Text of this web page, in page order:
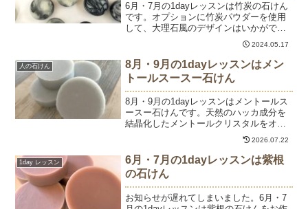
6月・7月の1dayレッスンは竹炭の石けん
です。オプションに竹炭パウダーを使用
して、大理石風のデザインはいかがです
か？竹炭の量を調整することで、濃さが
変わるのでデザインしてもヨシ、真っ黒
な1色の男前石けんにしてもヨシ。お好き
な濃さでお楽しみ...
2024.05.17
人の石けん
8月・9月の1dayレッスンはメン
トールスースー石けん
8月・9月の1dayレッスンはメントールス
ースー石けんです。天然のハッカ成分を
結晶化したメントールクリスタルをオプ
ションで入れた石けんは、スースーひん
やりの涼感です。この時期にぴったり！
ですが、通常のコールドプロセス製法で
は、使用できるのは...
2026.07.22
1day レッスン
6月・7月の1dayレッスンは紫根
の石けん
お知らせが遅れてしまいました。6月・7